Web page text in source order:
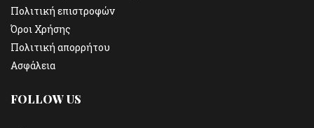
Πολιτική επιστροφών
Όροι Χρήσης
Πολιτική απορρήτου
Ασφάλεια
FOLLOW US